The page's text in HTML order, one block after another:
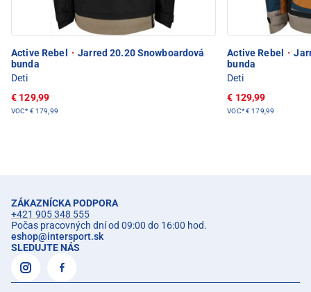
Active Rebel · Jarred 20.20 Snowboardová
bunda
Deti
€ 129,99
VOC* € 179,99
Active Rebel ·
bunda
Deti
€ 129,99
VOC*€ 179,99
ZÁKAZNÍCKA PODPORA
+421 905 348 555
Počas pracovných dní od 09:00 do 16:00 hod.
eshop@intersport.sk
SLEDUJTE NÁS